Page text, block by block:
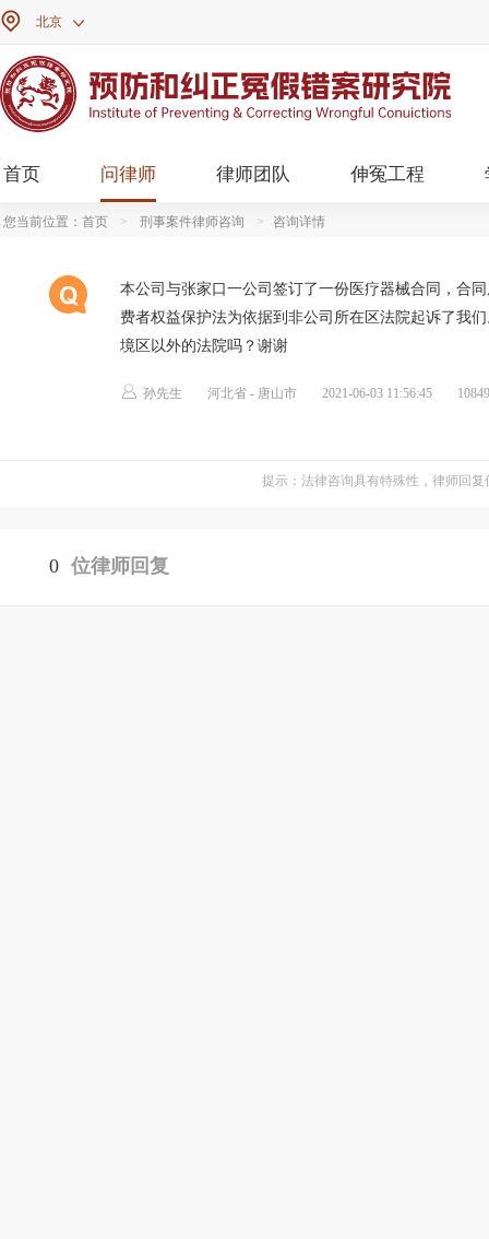
 北京 
首页 问律师 律师团队 伸冤工程
您当前位置： 首页 > 刑事案件律师咨询 > 咨询详情
提示：法律咨询具有特殊性，律师回
本公司与张家口一公司签订了一份医疗器械合同，合
费者权益保护法为依据到非公司所在区法院起诉了我
境区以外的法院吗？谢谢
 孙先生 河北省 - 唐山市 2021-06-03 11:56:45
0 位律师回复